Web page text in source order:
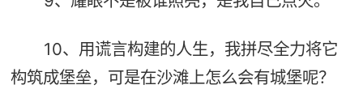
10、用谎言构建的人生，我拼尽全力将它
构筑成堡垒，可是在沙滩上怎么会有城堡呢？